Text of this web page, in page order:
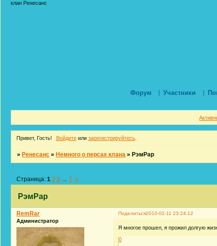
клан Ренесанс
Форум Участники
Привет, Гость! Войдитеили зарегистрируйтесь.
» Ренесанс » Немного о персах клана » РэмРар
РэмРар
Страница:1 2 3 7 »
Поделиться2010-02-11 23:24:12
RemRar
Администратор
Я многое прошел, я прожил долгую
0